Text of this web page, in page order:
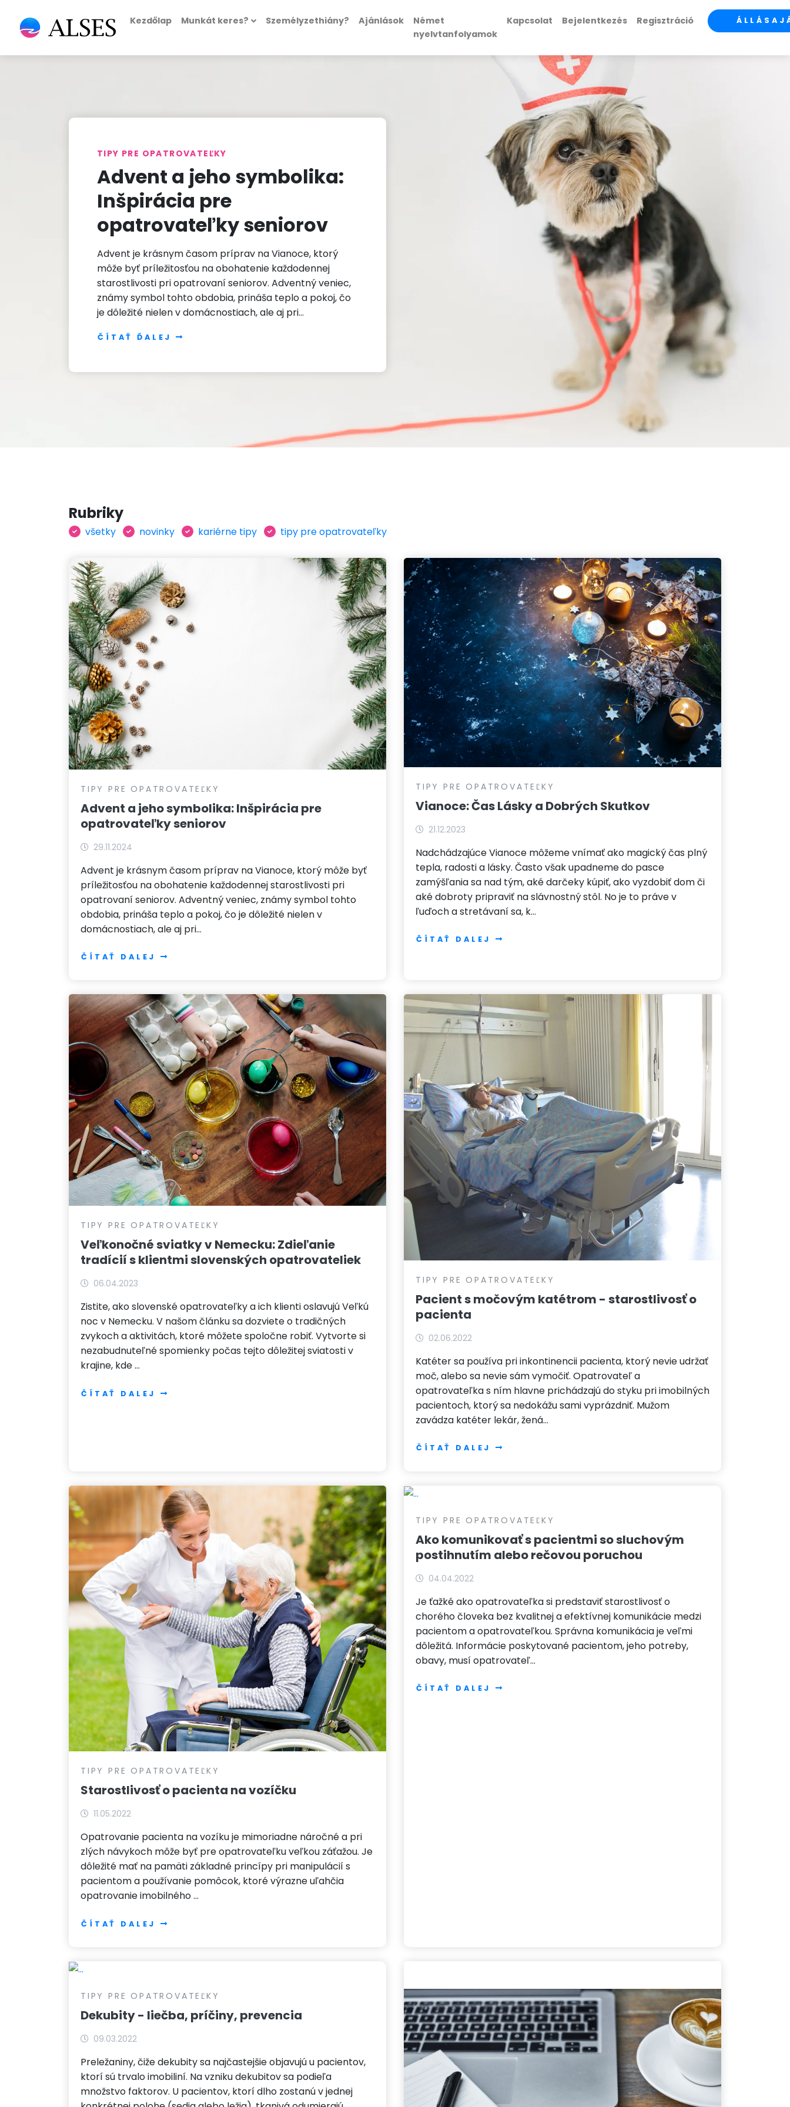
Kezdőlap Munkát keres? Személyzethiány? Ajánlások
Német
nyelvtanfolyamok
Kapcsolat Bejelentkezés Regisztráció
TIPY PRE OPATROVATEĽKY
Advent a jeho symbolika:
Inšpirácia pre
opatrovateľky seniorov
Advent je krásnym časom príprav na Vianoce, ktorý
môže byť príležitosťou na obohatenie každodennej
starostlivosti pri opatrovaní seniorov. Adventný veniec,
známy symbol tohto obdobia, prináša teplo a pokoj, čo
je dôležité nielen v domácnostiach, ale aj pri…
ČÍTAŤ ĎALEJ
Rubriky
všetky novinky kariérne tipy tipy pre opatrovateľky
TIPY PRE OPATROVATEĽKY
Advent a jeho symbolika: Inšpirácia pre
opatrovateľky seniorov
29.11.2024
Advent je krásnym časom príprav na Vianoce, ktorý môže byť
príležitosťou na obohatenie každodennej starostlivosti pri
opatrovaní seniorov. Adventný veniec, známy symbol tohto
obdobia, prináša teplo a pokoj, čo je dôležité nielen v
domácnostiach, ale aj pri…
ČÍTAŤ DALEJ
TIPY PRE OPATROVATEĽKY
Vianoce: Čas Lásky a Dobrých Skutkov
21.12.2023
Nadchádzajúce Vianoce môžeme vnímať ako magický čas plný
tepla, radosti a lásky. Často však upadneme do pasce
zamýšľania sa nad tým, aké darčeky kúpiť, ako vyzdobiť dom či
aké dobroty pripraviť na slávnostný stôl. No je to práve v
ľuďoch a stretávaní sa, k…
ČÍTAŤ DALEJ
TIPY PRE OPATROVATEĽKY
Veľkonočné sviatky v Nemecku: Zdieľanie
tradícií s klientmi slovenských opatrovateliek
06.04.2023
Zistite, ako slovenské opatrovateľky a ich klienti oslavujú Veľkú
noc v Nemecku. V našom článku sa dozviete o tradičných
zvykoch a aktivitách, ktoré môžete spoločne robiť. Vytvorte si
nezabudnuteľné spomienky počas tejto dôležitej sviatosti v
krajine, kde …
ČÍTAŤ DALEJ
TIPY PRE OPATROVATEĽKY
Pacient s močovým katétrom - starostlivosť o
pacienta
02.06.2022
Katéter sa používa pri inkontinencii pacienta, ktorý nevie udržať
moč, alebo sa nevie sám vymočiť. Opatrovateľ a
opatrovateľka s ním hlavne prichádzajú do styku pri imobilných
pacientoch, ktorý sa nedokážu sami vyprázdniť. Mužom
zavádza katéter lekár, žená…
ČÍTAŤ DALEJ
TIPY PRE OPATROVATEĽKY
Starostlivosť o pacienta na vozíčku
11.05.2022
Opatrovanie pacienta na vozíku je mimoriadne náročné a pri
zlých návykoch môže byť pre opatrovateľku veľkou záťažou. Je
dôležité mať na pamäti základné princípy pri manipulácií s
pacientom a používanie pomôcok, ktoré výrazne uľahčia
opatrovanie imobilného …
ČÍTAŤ DALEJ
TIPY PRE OPATROVATEĽKY
Ako komunikovať s pacientmi so sluchovým
postihnutím alebo rečovou poruchou
04.04.2022
Je ťažké ako opatrovateľka si predstaviť starostlivosť o
chorého človeka bez kvalitnej a efektívnej komunikácie medzi
pacientom a opatrovateľkou. Správna komunikácia je veľmi
dôležitá. Informácie poskytované pacientom, jeho potreby,
obavy, musí opatrovateľ…
ČÍTAŤ DALEJ
TIPY PRE OPATROVATEĽKY
Dekubity - liečba, príčiny, prevencia
09.03.2022
Preležaniny, čiže dekubity sa najčastejšie objavujú u pacientov,
ktorí sú trvalo imobiliní. Na vzniku dekubitov sa podieľa
množstvo faktorov. U pacientov, ktorí dlho zostanú v jednej